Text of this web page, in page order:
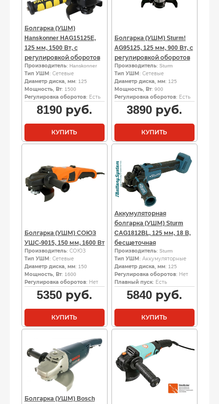
Болгарка (УШМ)
Hanskonner HAG15125E,
125 мм, 1500 Вт, с
регулировкой оборотов
Производитель: Hanskonner
Тип УШМ : Сетевые
Диаметр диска, мм: 125
Мощность, Вт: 1500
Регулировка оборотов: Есть
8190руб.
КУПИТЬ
Болгарка (УШМ) Sturm!
AG95125, 125 мм, 900 Вт, с
регулировкой оборотов
Производитель: Sturm
Тип УШМ : Сетевые
Диаметр диска, мм: 125
Мощность, Вт: 900
Регулировка оборотов: Есть
3890руб.
КУПИТЬ
Болгарка (УШМ) СОЮЗ
УШС-9015, 150 мм, 1600 Вт
Производитель: СОЮЗ
Тип УШМ : Сетевые
Диаметр диска, мм: 150
Мощность, Вт: 1600
Регулировка оборотов: Нет
5350руб.
КУПИТЬ
Аккумуляторная
болгарка (УШМ) Sturm
CAG1812BL, 125 мм, 18 В,
бесщеточная
Производитель: Sturm
Тип УШМ : Аккумуляторные
Диаметр диска, мм: 125
Регулировка оборотов: Нет
Плавный пуск: Есть
5840руб.
КУПИТЬ
Болгарка (УШМ) Bosch